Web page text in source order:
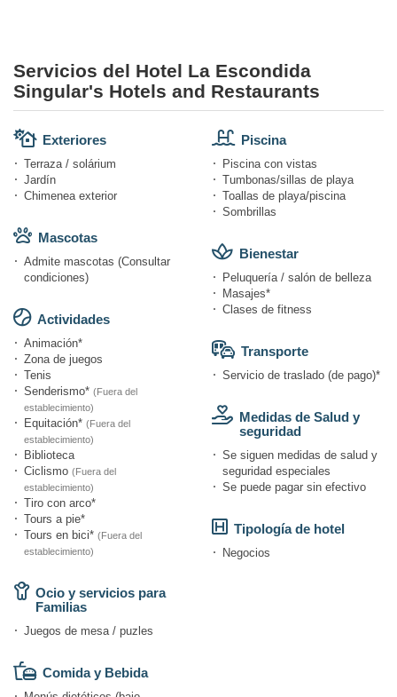
Servicios del Hotel La Escondida
Singular's Hotels and Restaurants
Exteriores
Terraza / solárium
Jardín
Chimenea exterior
Mascotas
Admite mascotas (Consultar
condiciones)
Actividades
Animación*
Zona de juegos
Tenis
Senderismo* (Fuera del
establecimiento)
Equitación* (Fuera del
establecimiento)
Biblioteca
Ciclismo (Fuera del
establecimiento)
Tiro con arco*
Tours a pie*
Tours en bici* (Fuera del
establecimiento)
Ocio y servicios para
Familias
Juegos de mesa / puzles
Comida y Bebida
Piscina
Piscina con vistas
Tumbonas/sillas de playa
Toallas de playa/piscina
Sombrillas
Bienestar
Peluquería / salón de belleza
Masajes*
Clases de fitness
Transporte
Servicio de traslado (de pago)*
Medidas de Salud y
seguridad
Se siguen medidas de salud y
seguridad especiales
Se puede pagar sin efectivo
Tipología de hotel
Negocios